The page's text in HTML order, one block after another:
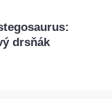
drsňák